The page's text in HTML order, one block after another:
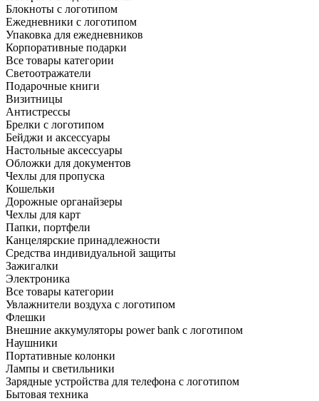
Блокноты с логотипом
Ежедневники с логотипом
Упаковка для ежедневников
Корпоративные подарки
Все товары категории
Светоотражатели
Подарочные книги
Визитницы
Антистрессы
Брелки с логотипом
Бейджи и аксессуары
Настольные аксессуары
Обложки для документов
Чехлы для пропуска
Кошельки
Дорожные органайзеры
Чехлы для карт
Папки, портфели
Канцелярские принадлежности
Средства индивидуальной защиты
Зажигалки
Электроника
Все товары категории
Увлажнители воздуха с логотипом
Флешки
Внешние аккумуляторы power bank с логотипом
Наушники
Портативные колонки
Лампы и светильники
Зарядные устройства для телефона с логотипом
Бытовая техника